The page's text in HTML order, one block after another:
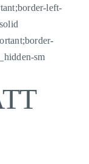
left-
sm